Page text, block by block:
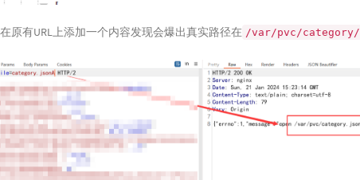
原有URL上添加一个内容发现会爆出真实路径在 /var/pvc/category/